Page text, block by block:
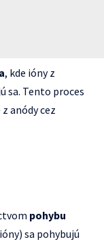
, kde ióny z
sa. Tento proces
anódy cez
pohybu
sa pohybujú